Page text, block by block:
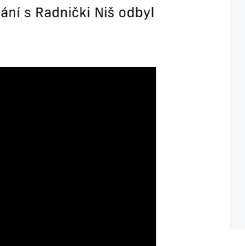
s Radnički Niš odbyl